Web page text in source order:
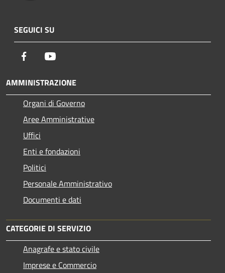
SEGUICI SU
Facebook
AMMINISTRAZIONE
Organi di Governo
Aree Amministrative
Uffici
Enti e fondazioni
Politici
Personale Amministrativo
Documenti e dati
CATEGORIE DI SERVIZIO
Anagrafe e stato civile
Imprese e Commercio